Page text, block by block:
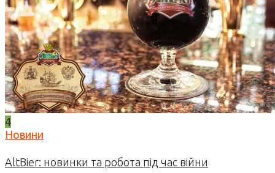
4
Новини
AltBier: новинки та робота під час війни